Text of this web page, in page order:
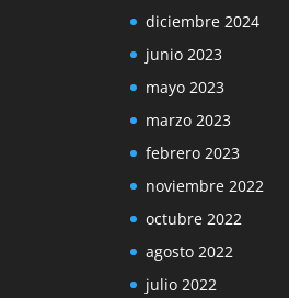
diciembre 2024
junio 2023
mayo 2023
marzo 2023
febrero 2023
noviembre 2022
octubre 2022
agosto 2022
julio 2022